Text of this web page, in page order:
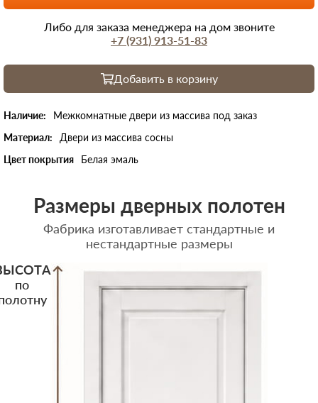
Добавить в корзину
Наличие:
Межкомнатные двери из массива под заказ
Материал:
Двери из массива сосны
Цвет покрытия
Белая эмаль
Либо для заказа менеджера на дом звоните
+7 (931) 913-51-83
Размеры дверных полотен
Фабрика изготавливает стандартные и
нестандартные размеры
по